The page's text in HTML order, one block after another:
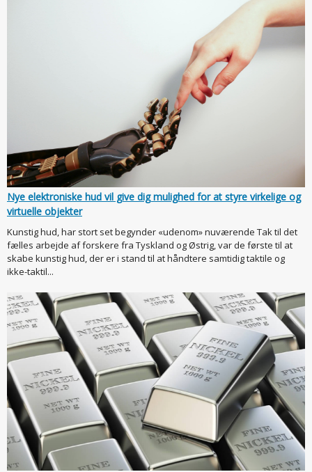
Nye elektroniske hud vil give dig mulighed for at styre virkelige og
virtuelle objekter
Kunstig hud, har stort set begynder «udenom» nuværende Tak til det
fælles arbejde af forskere fra Tyskland og Østrig, var de første til at
skabe kunstig hud, der er i stand til at håndtere samtidig taktile og
ikke-taktil...